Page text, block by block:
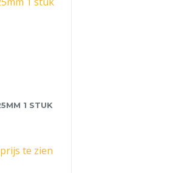
1 STUK
te zien